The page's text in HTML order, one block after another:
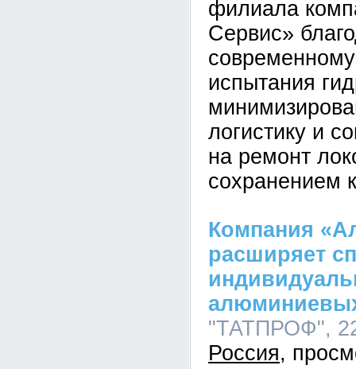
филиала
Сервис»
испытания
логистику и
на ремонт
сохранением
Компания
расширяет
"ТАТПРОФ",
Россия